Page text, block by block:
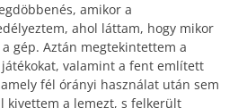
amikor a
ahol láttam, hogy mikor
gép. Aztán megtekintettem a
valamint a fent említett
fél órányi használat után sem
kivettem a lemezt, s felkerült